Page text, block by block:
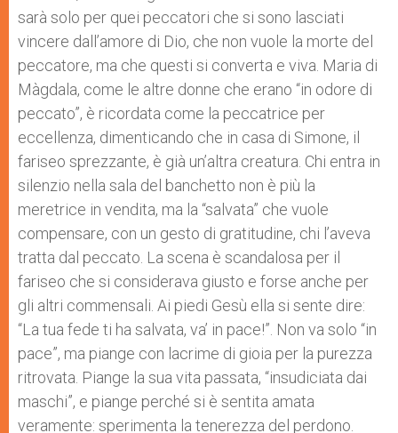
sarà solo per quei peccatori che si sono lasciati
vincere dall’amore di Dio, che non vuole la morte del
peccatore, ma che questi si converta e viva. Maria di
Màgdala, come le altre donne che erano “in odore di
peccato”, è ricordata come la peccatrice per
eccellenza, dimenticando che in casa di Simone, il
fariseo sprezzante, è già un’altra creatura. Chi entra in
silenzio nella sala del banchetto non è più la
meretrice in vendita, ma la “salvata” che vuole
compensare, con un gesto di gratitudine, chi l’aveva
tratta dal peccato. La scena è scandalosa per il
fariseo che si considerava giusto e forse anche per
gli altri commensali. Ai piedi Gesù ella si sente dire:
“La tua fede ti ha salvata, va’ in pace!”. Non va solo “in
pace”, ma piange con lacrime di gioia per la purezza
ritrovata. Piange la sua vita passata, “insudiciata dai
maschi”, e piange perché si è sentita amata
veramente: sperimenta la tenerezza del perdono.